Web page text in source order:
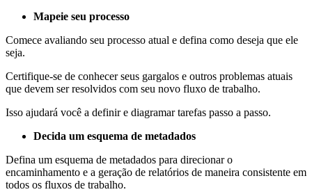
Mapeie seu processo
Comece avaliando seu processo atual e defina como deseja que ele
seja.
Certifique-se de conhecer seus gargalos e outros problemas atuais
que devem ser resolvidos com seu novo fluxo de trabalho.
Isso ajudará você a definir e diagramar tarefas passo a passo.
Decida um esquema de metadados
Defina um esquema de metadados para direcionar o
encaminhamento e a geração de relatórios de maneira consistente em
todos os fluxos de trabalho.